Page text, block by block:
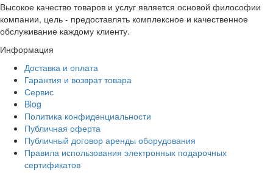
Высокое качество товаров и услуг является основой философии
компании, цель - предоставлять комплексное и качественное
обслуживание каждому клиенту.
Информация
Доставка и оплата
Гарантия и возврат товара
Сервис
Blog
Политика конфиденциальности
Публичная оферта
Публичный договор аренды оборудования
Правила использования электронных подарочных
сертификатов